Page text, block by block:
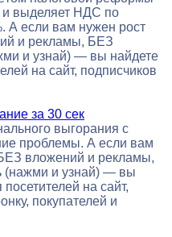
и выделяет НДС по
А если вам нужен рост
и рекламы, БЕЗ
и узнай) — вы найдете
на сайт, подписчиков
за 30 сек
выгорания с
проблемы. А если вам
вложений и рекламы,
(нажми и узнай) — вы
на сайт,
покупателей и